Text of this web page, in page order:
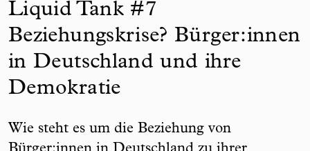
Liquid Tank #7
Beziehungskrise? Bürger:innen
in Deutschland und ihre
Demokratie
Wie steht es um die Beziehung von